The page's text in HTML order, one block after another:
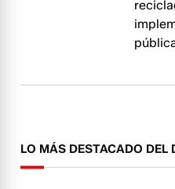
LO MÁS DESTACADO DEL